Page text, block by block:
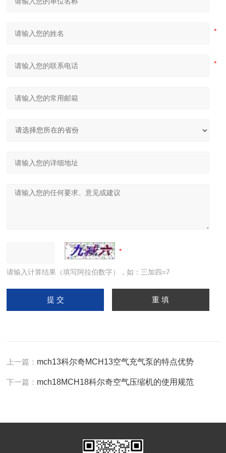
请输入计算结果（填写阿拉伯数字），如：三加四=7
上一篇： mch13科尔奇MCH13空气充气泵的特点优势
下一篇： mch18MCH18科尔奇空气压缩机的使用规范